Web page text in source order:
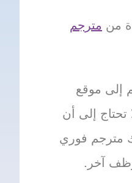
من مترجم
إلى موقع
تحتاج إلى أن
مترجم فوري
آخر.